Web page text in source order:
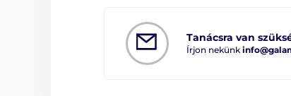
Tanácsra van
Írjon nekünk